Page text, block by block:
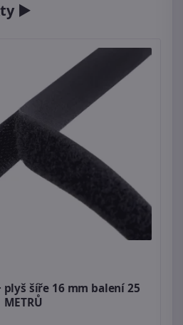
►
plyš šíře 16 mm balení 25
METRŮ